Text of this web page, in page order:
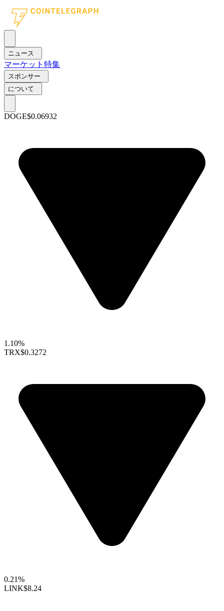
ニュース
マーケット 特集
スポンサー
について
DOGE$0.06932
1.10%
TRX$0.3272
0.21%
LINK$8.24